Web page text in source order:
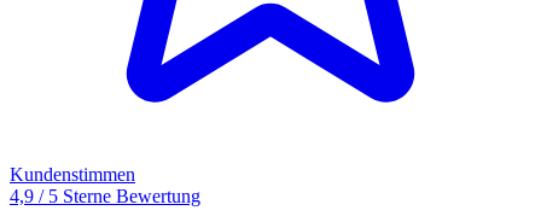
Kundenstimmen
4,9 / 5 Sterne Bewertung